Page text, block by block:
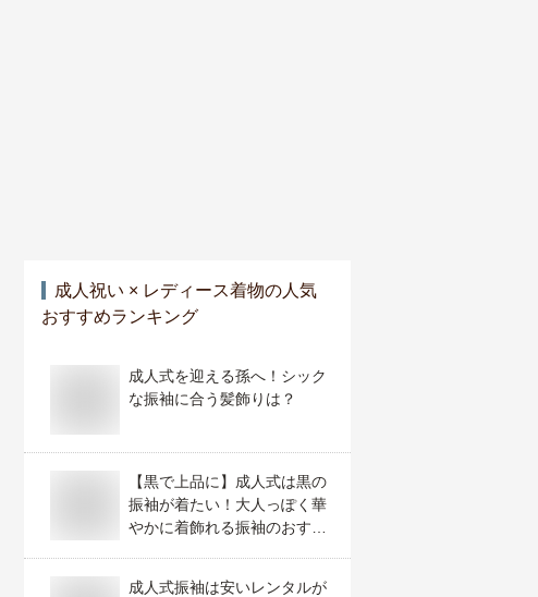
成人祝い × レディース着物の人気
おすすめランキング
成人式を迎える孫へ！シック
な振袖に合う髪飾りは？
【黒で上品に】成人式は黒の
振袖が着たい！大人っぽく華
やかに着飾れる振袖のおすす
成人式振袖は安いレンタルが